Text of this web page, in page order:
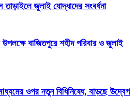
জুলাই যোদ্ধাদের সংবর্ধনা
বাজিতপুরে শহীদ পরিবার ও জুলাই
ওপর নতুন বিধিনিষেধ, বাড়ছে উদ্বেগ